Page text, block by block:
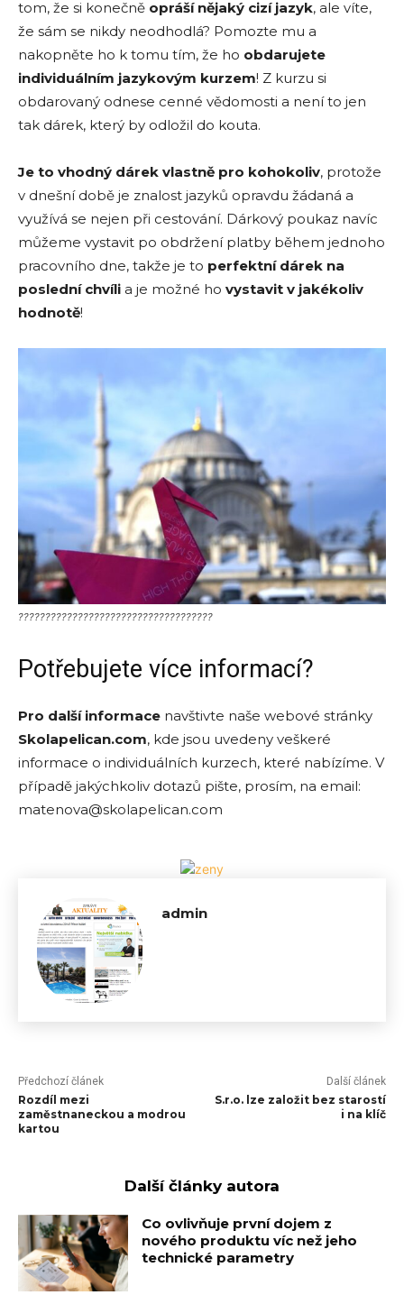
tom, že si konečně opráší nějaký cizí jazyk, ale víte,
že sám se nikdy neodhodlá? Pomozte mu a
nakopněte ho k tomu tím, že ho obdarujete
individuálním jazykovým kurzem! Z kurzu si
obdarovaný odnese cenné vědomosti a není to jen
tak dárek, který by odložil do kouta.
Je to vhodný dárek vlastně pro kohokoliv, protože
v dnešní době je znalost jazyků opravdu žádaná a
využívá se nejen při cestování. Dárkový poukaz navíc
můžeme vystavit po obdržení platby během jednoho
pracovního dne, takže je to perfektní dárek na
poslední chvíli a je možné ho vystavit v jakékoliv
hodnotě!
????????????????????????????????????
Potřebujete více informací?
Pro další informace navštivte naše webové stránky
Skolapelican.com, kde jsou uvedeny veškeré
informace o individuálních kurzech, které nabízíme. V
případě jakýchkoliv dotazů pište, prosím, na email:
matenova@skolapelican.com
admin
Předchozí článek
Rozdíl mezi
zaměstnaneckou a modrou
kartou
Další článek
S.r.o. lze založit bez starostí
i na klíč
Další články autora
Co ovlivňuje první dojem z
nového produktu víc než jeho
technické parametry